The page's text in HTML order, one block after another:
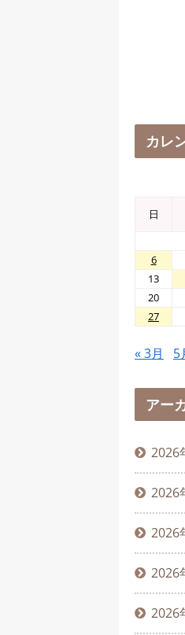
カレ
日
6
13
20
27
« 3月 5
アー
2026
2026
2026
2026
2026